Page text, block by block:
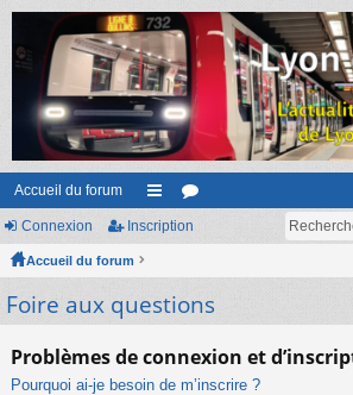
Accueil du forum
ac
ur
s
or
m
Connexion Inscription
Accueil du forum
Foire aux questions
Problèmes de connexion et
Pourquoi ai-je besoin de m’inscrire ?